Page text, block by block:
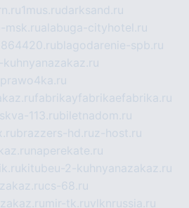
1mus.rudarksand.ru
msk.rualabuga-cityhotel.ru
blagodarenie-spb.ru
fabrikayfabrikaefabrika.ru
113.rubiletnadom.ru
brazzers-hd.ruz-host.ru
naperekate.ru
kitubeu-2-kuhnyanazakaz.ru
cs-68.ru
mir-tk.ruvlknrussia.ru